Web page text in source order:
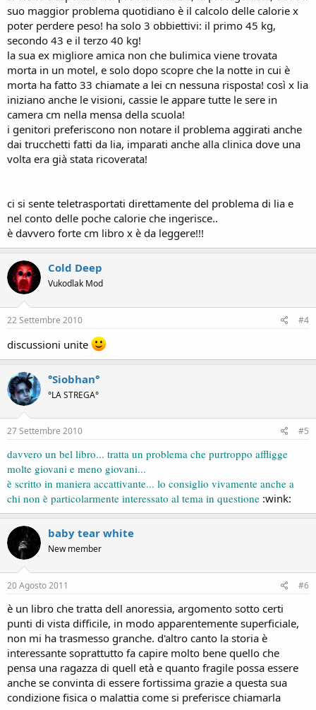
suo maggior problema quotidiano è il calcolo delle calorie x
poter perdere peso! ha solo 3 obbiettivi: il primo 45 kg,
secondo 43 e il terzo 40 kg!
la sua ex migliore amica non che bulimica viene trovata
morta in un motel, e solo dopo scopre che la notte in cui è
morta ha fatto 33 chiamate a lei cn nessuna risposta! così x lia
iniziano anche le visioni, cassie le appare tutte le sere in
camera cm nella mensa della scuola!
i genitori preferiscono non notare il problema aggirati anche
dai trucchetti fatti da lia, imparati anche alla clinica dove una
volta era già stata ricoverata!
ci si sente teletrasportati direttamente del problema di lia e
nel conto delle poche calorie che ingerisce..
è davvero forte cm libro x è da leggere!!!
Cold Deep
Vukodlak Mod
22 Settembre 2010 #4
discussioni unite
°Siobhan°
°LA STREGA°
27 Settembre 2010 #5
davvero un bel libro... tratta un problema che purtroppo affligge
molte giovani e meno giovani...
è scritto in maniera accattivante... lo consiglio vivamente anche a
chi non è particolarmente interessato al tema in questione :wink:
baby tear white
New member
20 Agosto 2011 #6
è un libro che tratta dell anoressia, argomento sotto certi
punti di vista difficile, in modo apparentemente superficiale,
non mi ha trasmesso granche. d'altro canto la storia è
interessante soprattutto fa capire molto bene quello che
pensa una ragazza di quell età e quanto fragile possa essere
anche se convinta di essere fortissima grazie a questa sua
condizione fisica o malattia come si preferisce chiamarla